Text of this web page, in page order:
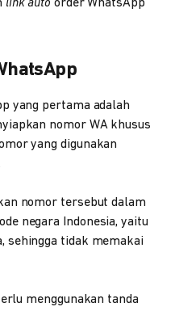
link auto order WhatsApp
yang pertama adalah
nomor WA khusus
yang digunakan
nomor tersebut dalam
negara Indonesia, yaitu
sehingga tidak memakai
menggunakan tanda